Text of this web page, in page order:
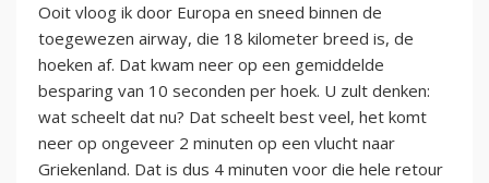
Ooit vloog ik door Europa en sneed binnen de
toegewezen airway, die 18 kilometer breed is, de
hoeken af. Dat kwam neer op een gemiddelde
besparing van 10 seconden per hoek. U zult denken:
wat scheelt dat nu? Dat scheelt best veel, het komt
neer op ongeveer 2 minuten op een vlucht naar
Griekenland. Dat is dus 4 minuten voor die hele retour